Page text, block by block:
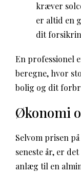
kræver
er altid en
dit
En professionel
beregne, hvor
bolig og dit
Økonomi
Selvom prisen
seneste år, er
anlæg til en